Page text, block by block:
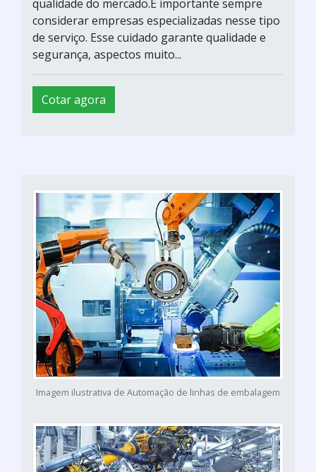
qualidade do mercado.É importante sempre
considerar empresas especializadas nesse tipo
de serviço. Esse cuidado garante qualidade e
segurança, aspectos muito...
Cotar agora
Imagem ilustrativa de Automação de linhas de embalagem